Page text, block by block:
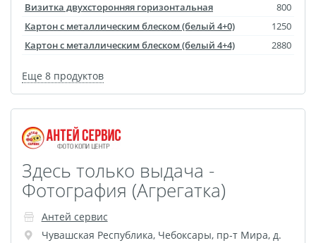
Визитка двухсторонняя горизонтальная
800
Картон с металлическим блеском (белый 4+0)
1250
Картон с металлическим блеском (белый 4+4)
2880
Еще 8 продуктов
Здесь только выдача -
Фотография (Агрегатка)
Антей сервис
Чувашская Республика, Чебоксары, пр-т Мира, д.